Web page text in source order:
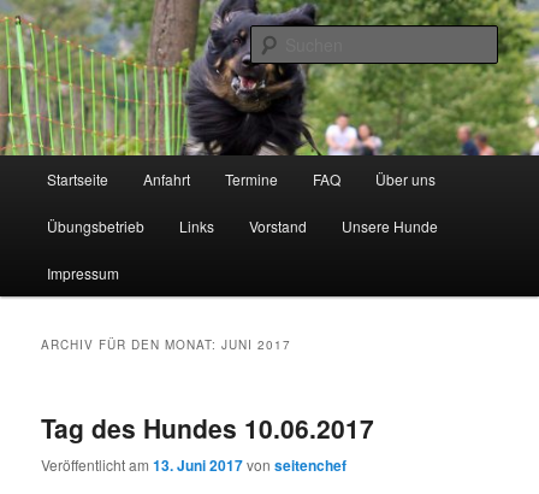
Zum
Inhalt
wechseln
Zum
sekundären
Inhalt
wechselnBK-Weserbergland
Startseite Anfahrt Termine FAQ Über uns
Übungsbetrieb Links Vorstand Unsere Hunde
Impressum
ARCHIV FÜR DEN MONAT:JUNI 2017
Tag des Hundes 10.06.2017
Veröffentlicht am13. Juni 2017vonseitenchef